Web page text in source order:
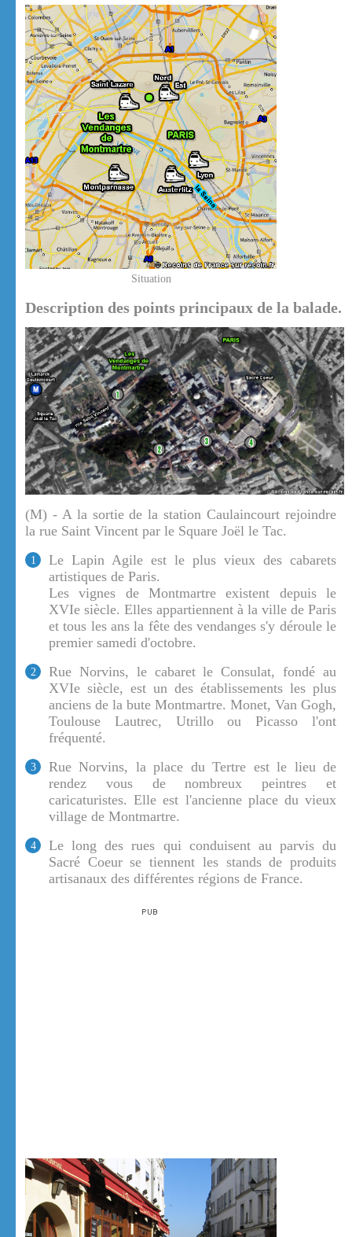
Situation
Description des points principaux de la balade.
(M) - A la sortie de la station Caulaincourt rejoindre
la rue Saint Vincent par le Square Joël le Tac.
1
Le Lapin Agile est le plus vieux des cabarets
artistiques de Paris.
Les vignes de Montmartre existent depuis le
XVIe siècle. Elles appartiennent à la ville de Paris
et tous les ans la fête des vendanges s'y déroule le
premier samedi d'octobre.
2
Rue Norvins, le cabaret le Consulat, fondé au
XVIe siècle, est un des établissements les plus
anciens de la bute Montmartre. Monet, Van Gogh,
Toulouse Lautrec, Utrillo ou Picasso l'ont
fréquenté.
3
Rue Norvins, la place du Tertre est le lieu de
rendez vous de nombreux peintres et
caricaturistes. Elle est l'ancienne place du vieux
village de Montmartre.
4
Le long des rues qui conduisent au parvis du
Sacré Coeur se tiennent les stands de produits
artisanaux des différentes régions de France.